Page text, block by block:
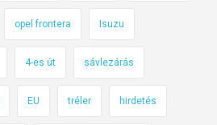
r
u
o
opel frontera Isuzu
4-es út sávlezárás
EU tréler hirdetés